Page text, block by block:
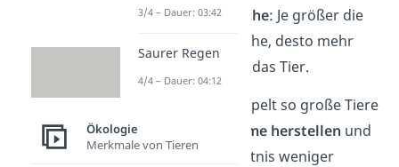
Körperoberfläche: Je größer die
Körperoberfläche, desto mehr
Wärme verliert das Tier.
Doppelt so große Tiere
können
mehr Wärme herstellen und
verlieren im Verhältnis weniger
3/4 – Dauer: 03:42
Saurer Regen
4/4 – Dauer: 04:12
Ökologie
Merkmale von Tieren